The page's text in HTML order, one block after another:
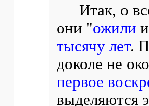
Итак, о
они "ожили
тысячу лет.
доколе не
первое
выделяются